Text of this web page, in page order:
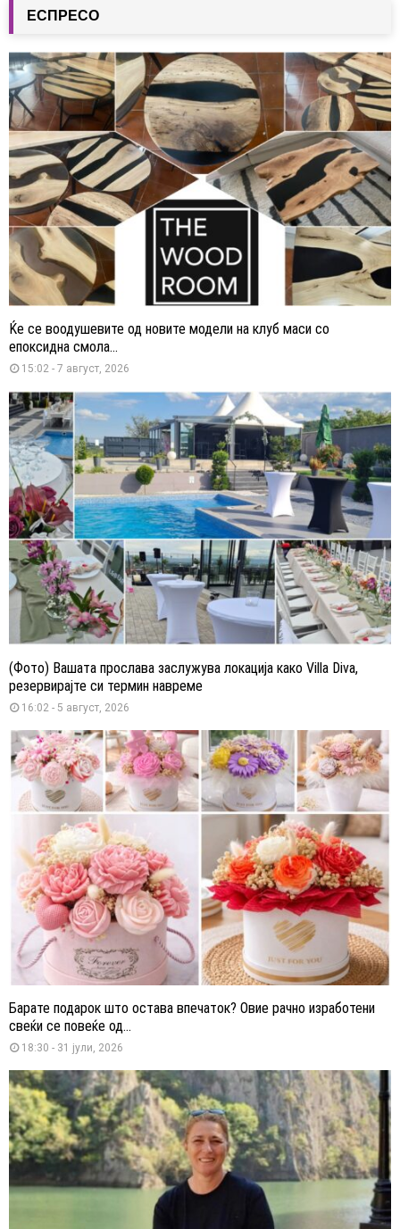
ЕСПРЕСО
Ќе се воодушевите од новите модели на клуб маси со
епоксидна смола...
15:02 - 7 август, 2026
(Фото) Вашата прослава заслужува локација како Villa Diva,
резервирајте си термин навреме
16:02 - 5 август, 2026
Барате подарок што остава впечаток? Овие рачно изработени
свеќи се повеќе од...
18:30 - 31 јули, 2026